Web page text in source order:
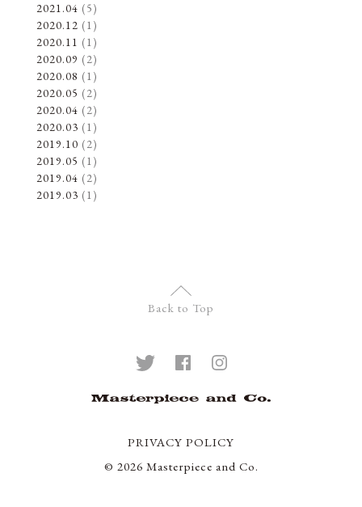
2021.04 (5)
2020.12 (1)
2020.11 (1)
2020.09 (2)
2020.08 (1)
2020.05 (2)
2020.04 (2)
2020.03 (1)
2019.10 (2)
2019.05 (1)
2019.04 (2)
2019.03 (1)
Back to Top
PRIVACY POLICY
© 2026 Masterpiece and Co.